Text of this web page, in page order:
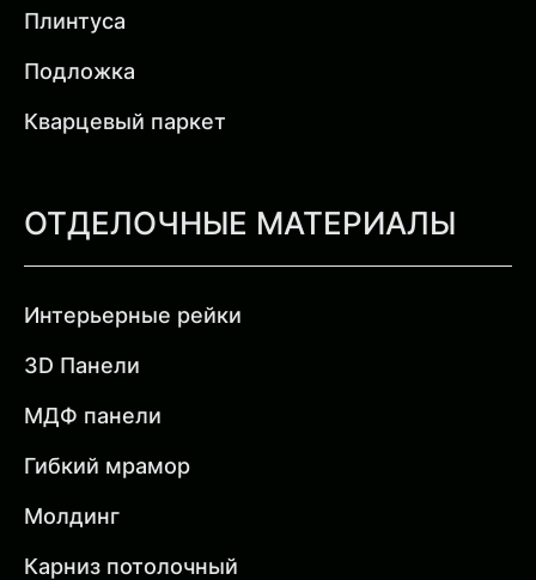
Плинтуса
Подложка
Кварцевый паркет
ОТДЕЛОЧНЫЕ МАТЕРИАЛЫ
Интерьерные рейки
3D Панели
МДФ панели
Гибкий мрамор
Молдинг
Карниз потолочный